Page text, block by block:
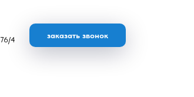
4
заказать звонок